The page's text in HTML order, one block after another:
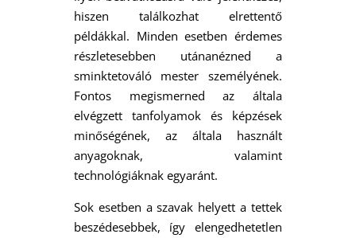
hiszen találkozhat elrettentő
példákkal. Minden esetben érdemes
részletesebben utánanézned a
sminktetováló mester személyének.
Fontos megismerned az általa
elvégzett tanfolyamok és képzések
minőségének, az általa használt
anyagoknak, valamint
technológiáknak egyaránt.
Sok esetben a szavak helyett a tettek
beszédesebbek, így elengedhetetlen